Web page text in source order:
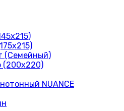
(Семейный)
(200х220)
NUANCE